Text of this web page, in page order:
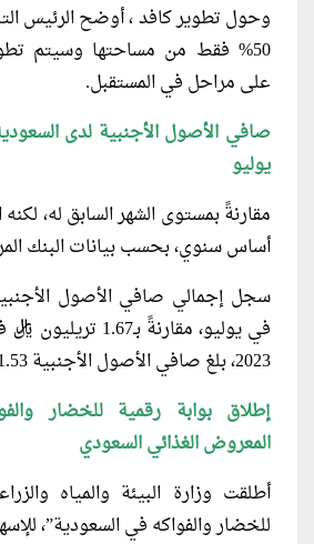
وحول تطوير كافد ، أوضح الرئيس
على مراحل في المستقبل.
يوليو
أساس سنوي، بحسب بيانات البنك
في يوليو، مقارنةً
2023، بلغ صافي الأصول الأجنبية 1.53 تريليون ريال.
إطلاق بوابة رقمية للخضار
المعروض الغذائي السعودي
أطلقت وزارة البيئة والمياه
للخضار والفواكه في السعودية”،